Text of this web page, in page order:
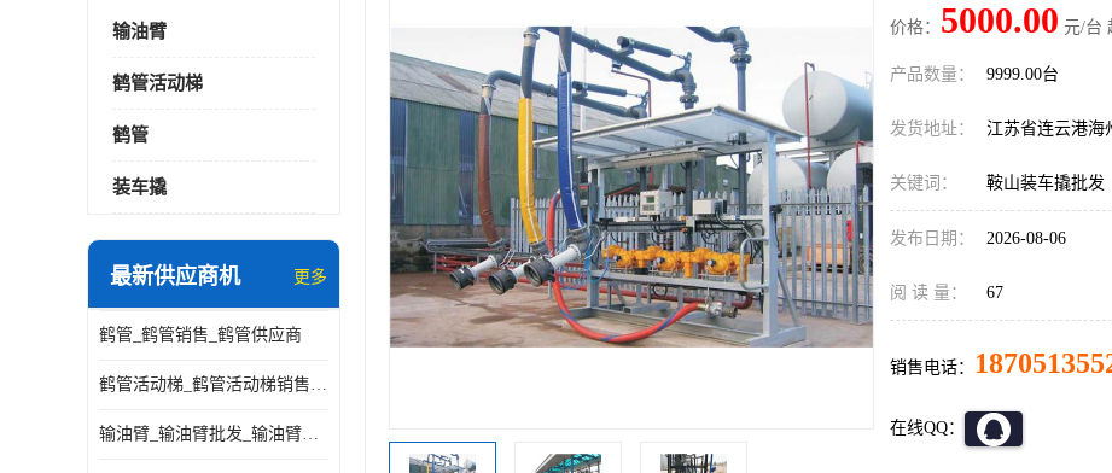
输油臂
鹤管活动梯
鹤管
装车撬
最新供应商机 更多
鹤管_鹤管销售_鹤管供应商
鹤管活动梯_鹤管活动梯销售_鹤管活动梯供应商
输油臂_输油臂批发_输油臂厂家
价格： 5000.00 元/台
产品数量： 9999.00台
发货地址： 江苏省连云港海
关键词： 鞍山装车撬批发
发布日期： 2026-08-06
阅 读 量： 67
销售电话：
在线QQ：